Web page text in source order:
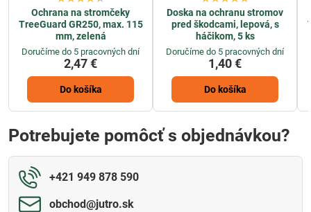
Ochrana na stromčeky
TreeGuard GR250, max. 115
mm, zelená
Doručíme do 5 pracovných dní
2,47 €
Do košíka
Doska na ochranu stromov
pred škodcami, lepová, s
háčikom, 5 ks
Doručíme do 5 pracovných dní
1,40 €
Do košíka
Potrebujete pomôcť s objednávkou?
+421 949 878 590
obchod​@jutro​.sk